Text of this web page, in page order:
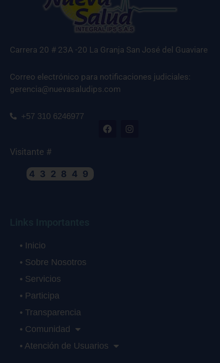
Carrera 20 # 23A -20 La Granja San José del Guaviare
Correo electrónico para notificaciones judiciales:
gerencia@nuevasaludips.com
+57 310 6246977
Visitante #
432849
• Inicio
• Sobre Nosotros
• Servicios
• Participa
• Transparencia
• Comunidad
• Atención de Usuarios